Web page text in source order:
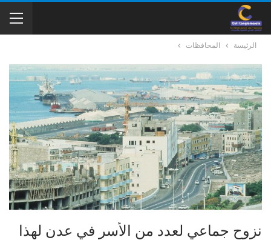
الرئيسة المحافظات
نزوح جماعي لعدد من الأسر في عدن لهذا